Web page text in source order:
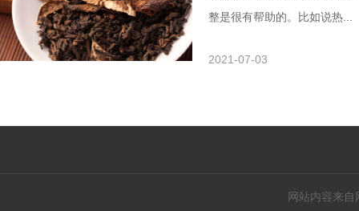
整是很有帮助的。比如说热...
2021-07-03
网站内容来